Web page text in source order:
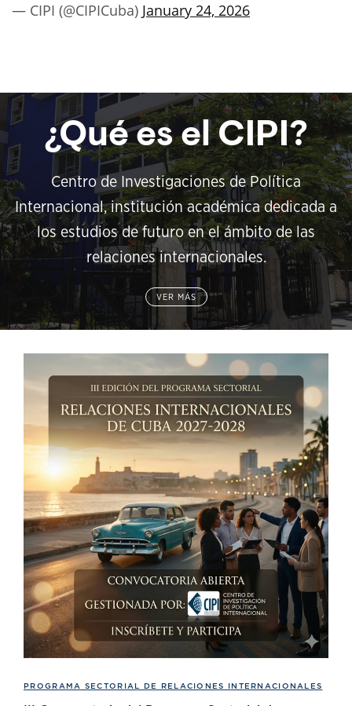
— CIPI (@CIPICuba) January 24, 2026
¿Qué es el CIPI?
Centro de Investigaciones de Política
Internacional, institución académica dedicada a
los estudios de futuro en el ámbito de las
relaciones internacionales.
VER MÁS
PROGRAMA SECTORIAL DE RELACIONES INTERNACIONALES